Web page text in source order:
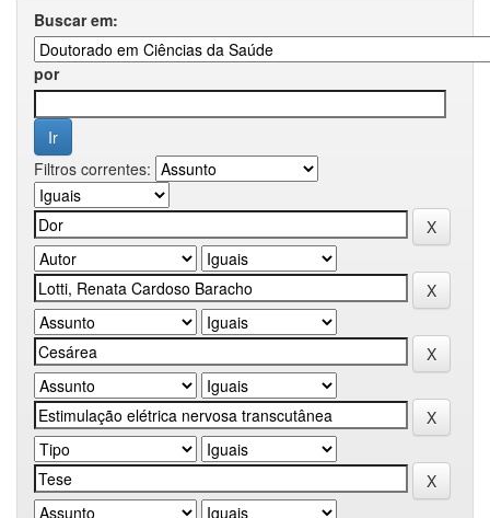
Buscar em:
por
Filtros correntes: